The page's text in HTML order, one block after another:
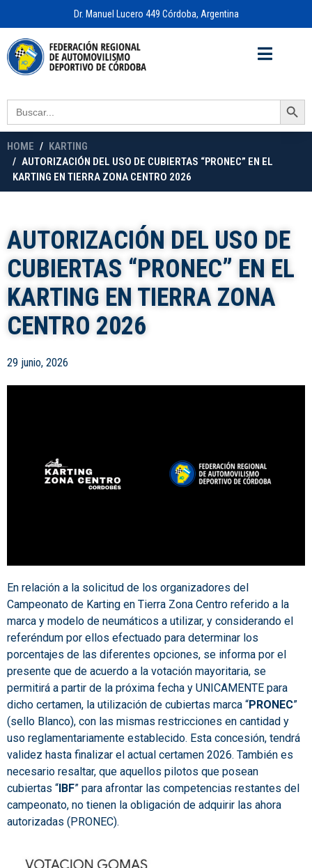
Dr. Manuel Lucero 449 Córdoba, Argentina
Search
for:
Search Button
HOME
KARTING
AUTORIZACIÓN DEL USO DE CUBIERTAS “PRONEC” EN EL
KARTING EN TIERRA ZONA CENTRO 2026
AUTORIZACIÓN DEL USO DE
CUBIERTAS “PRONEC” EN EL
KARTING EN TIERRA ZONA
CENTRO 2026
29 junio, 2026
En relación a la solicitud de los organizadores del
Campeonato de Karting en Tierra Zona Centro referido a la
marca y modelo de neumáticos a utilizar, y considerando el
referéndum por ellos efectuado para determinar los
porcentajes de las diferentes opciones, se informa por el
presente que de acuerdo a la votación mayoritaria, se
permitirá a partir de la próxima fecha y UNICAMENTE para
dicho certamen, la utilización de cubiertas marca “PRONEC”
(sello Blanco), con las mismas restricciones en cantidad y
uso reglamentariamente establecido. Esta concesión, tendrá
validez hasta finalizar el actual certamen 2026. También es
necesario resaltar, que aquellos pilotos que posean
cubiertas “ IBF” para afrontar las competencias restantes del
campeonato, no tienen la obligación de adquirir las ahora
autorizadas (PRONEC).